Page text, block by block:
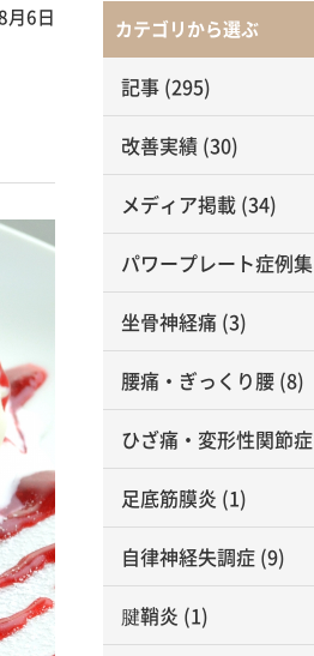
月6日 カテゴリから選ぶ
記事 (295)
改善実績 (30)
メディア掲載 (34)
パワープレート症例集
坐骨神経痛 (3)
腰痛・ぎっくり腰 (8)
ひざ痛・変形性関節症
足底筋膜炎 (1)
自律神経失調症 (9)
腱鞘炎 (1)